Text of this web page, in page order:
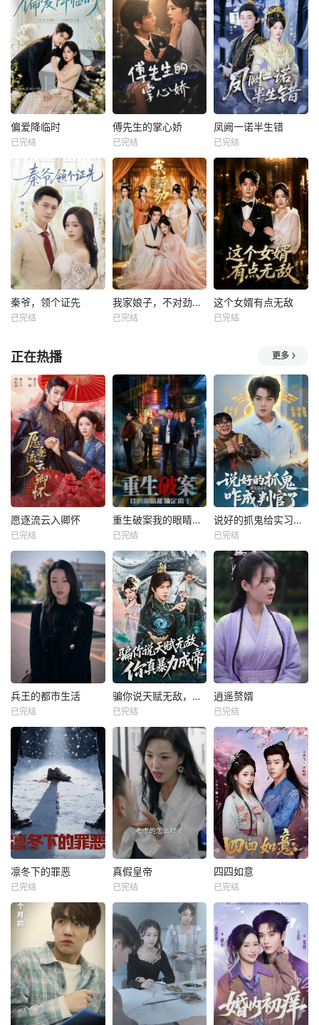
偏爱降临时
已完结
傅先生的掌心娇
已完结
凤阙一诺半生错
已完结
秦爷，领个证先
已完结
我家娘子，不对劲第四季
已完结
这个女婿有点无敌
已完结
正在热播 更多
愿逐流云入卿怀
已完结
重生破案我的眼睛能锁定凶手
已完结
说好的抓鬼给实习证明，咋成判官了
已完结
兵王的都市生活
已完结
骗你说天赋无敌，你真暴力成帝
已完结
逍遥赘婿
已完结
凛冬下的罪恶
已完结
真假皇帝
已完结
四四如意
已完结